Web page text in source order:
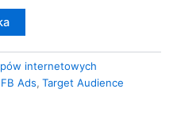
internetowych
FB Ads, Target Audience